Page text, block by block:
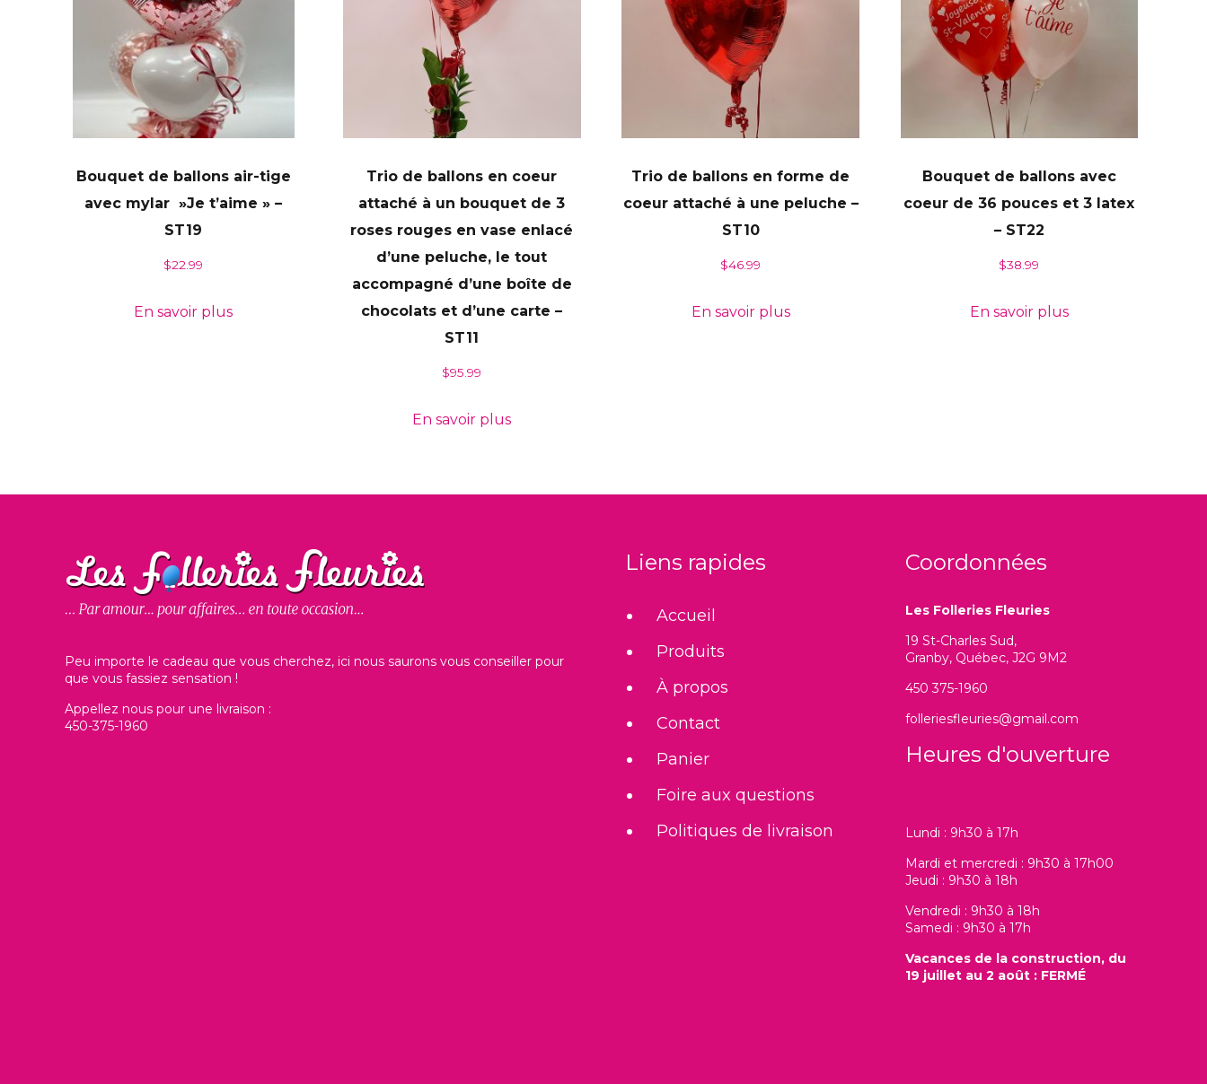
Bouquet de ballons air-tige
avec mylar »Je t’aime » –
ST19
$22.99
En savoir plus
Trio de ballons en coeur
attaché à un bouquet de 3
roses rouges en vase enlacé
d’une peluche, le tout
accompagné d’une boîte de
chocolats et d’une carte –
ST11
$95.99
En savoir plus
Trio de ballons en forme de
coeur attaché à une peluche –
ST10
$46.99
En savoir plus
Bouquet de ballons avec
coeur de 36 pouces et 3 latex
– ST22
$38.99
En savoir plus
Peu importe le cadeau que vous cherchez, ici nous saurons vous conseiller pour
que vous fassiez sensation !
Appellez nous pour une livraison :
450-375-1960
Liens rapides
Accueil
Produits
À propos
Contact
Panier
Foire aux questions
Politiques de livraison
Coordonnées
Les Folleries Fleuries
19 St-Charles Sud,
Granby, Québec, J2G 9M2
450 375-1960
folleriesfleuries@gmail.com
Heures d'ouverture
Lundi : 9h30 à 17h
Mardi et mercredi : 9h30 à 17h00
Jeudi : 9h30 à 18h
Vendredi : 9h30 à 18h
Samedi : 9h30 à 17h
Vacances de la construction, du
19 juillet au 2 août : FERMÉ